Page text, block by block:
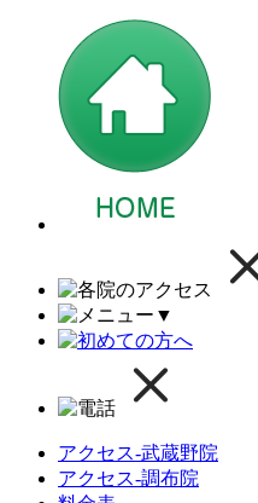
▼
アクセス-武蔵野院
アクセス-調布院